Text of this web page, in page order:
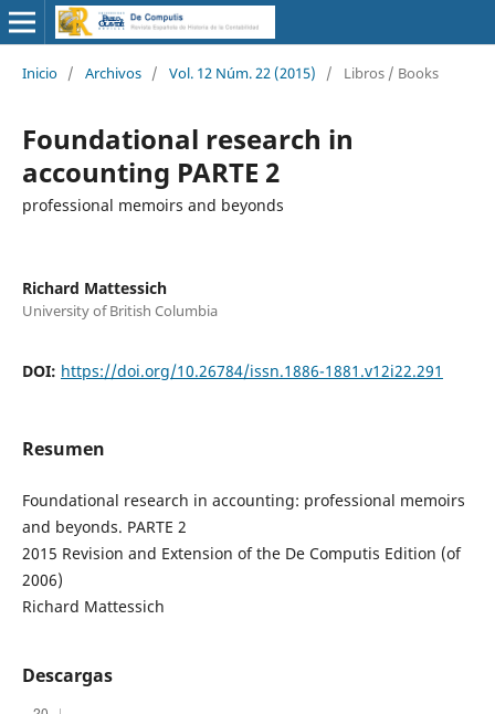
Inicio / Archivos / Vol. 12 Núm. 22 (2015) / Libros / Books
Foundational research in
accounting PARTE 2
professional memoirs and beyonds
Richard Mattessich
University of British Columbia
DOI: https://doi.org/10.26784/issn.1886-1881.v12i22.291
Resumen
Foundational research in accounting: professional memoirs
and beyonds. PARTE 2
2015 Revision and Extension of the De Computis Edition (of
2006)
Richard Mattessich
Descargas